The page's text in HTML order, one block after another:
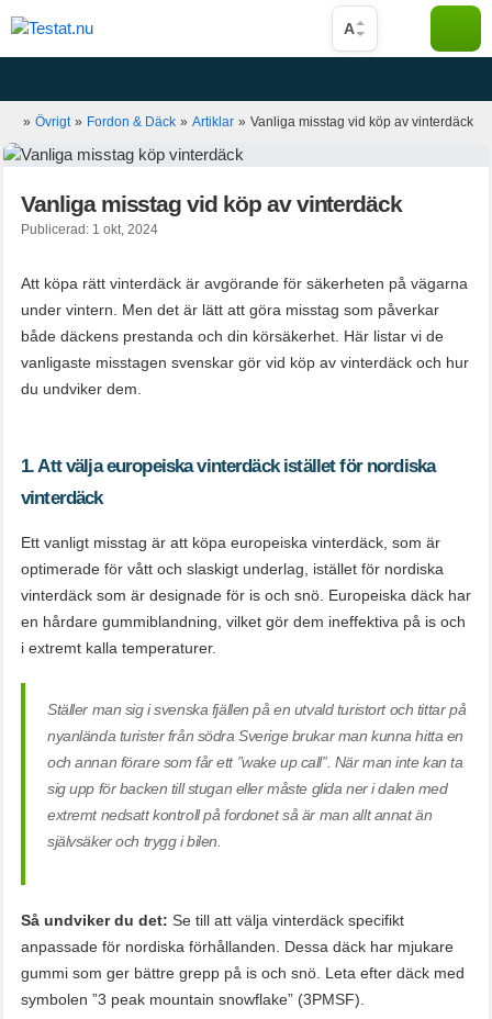
till
innehåll
A
» Övrigt » Fordon & Däck » Artiklar » Vanliga misstag vid köp av vinterdäck
Vanliga misstag vid köp av vinterdäck
Publicerad: 1 okt, 2024
Att köpa rätt vinterdäck är avgörande för säkerheten på vägarna
under vintern. Men det är lätt att göra misstag som påverkar
både däckens prestanda och din körsäkerhet. Här listar vi de
vanligaste misstagen svenskar gör vid köp av vinterdäck och hur
du undviker dem.
1. Att välja europeiska vinterdäck istället för nordiska
vinterdäck
Ett vanligt misstag är att köpa europeiska vinterdäck, som är
optimerade för vått och slaskigt underlag, istället för nordiska
vinterdäck som är designade för is och snö. Europeiska däck har
en hårdare gummiblandning, vilket gör dem ineffektiva på is och
i extremt kalla temperaturer.
Ställer man sig i svenska fjällen på en utvald turistort och tittar på
nyanlända turister från södra Sverige brukar man kunna hitta en
och annan förare som får ett ”wake up call”. När man inte kan ta
sig upp för backen till stugan eller måste glida ner i dalen med
extremt nedsatt kontroll på fordonet så är man allt annat än
självsäker och trygg i bilen.
Så undviker du det: Se till att välja vinterdäck specifikt
anpassade för nordiska förhållanden. Dessa däck har mjukare
gummi som ger bättre grepp på is och snö. Leta efter däck med
symbolen ”3 peak mountain snowflake” (3PMSF).